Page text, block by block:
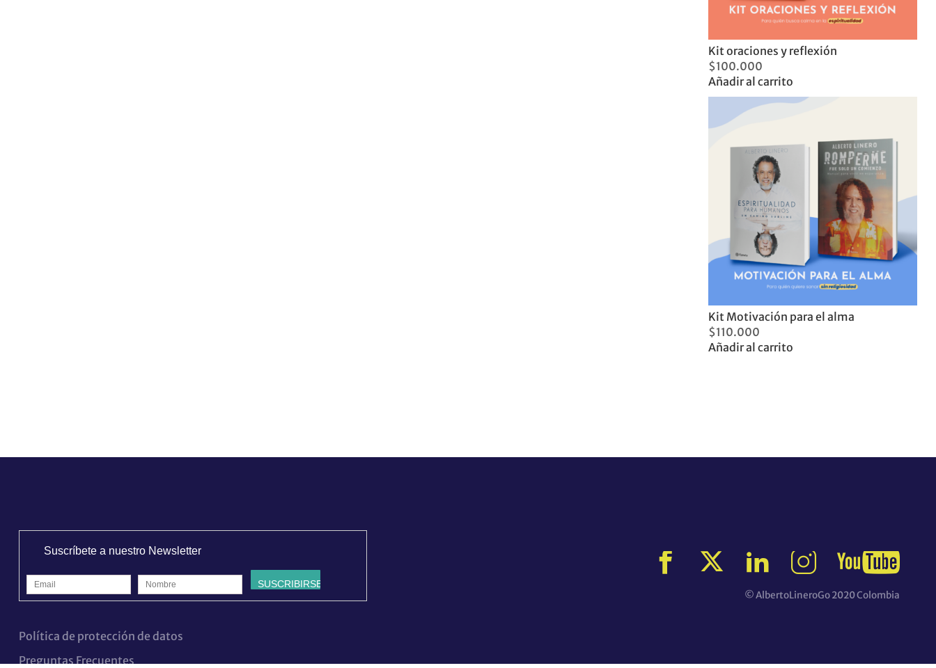
Kit oraciones y reflexión
$100.000
Añadir al carrito
Kit Motivación para el alma
$110.000
Añadir al carrito
Suscríbete a nuestro Newsletter
Política de protección de datos
Preguntas Frecuentes
© AlbertoLineroGo 2020 Colombia